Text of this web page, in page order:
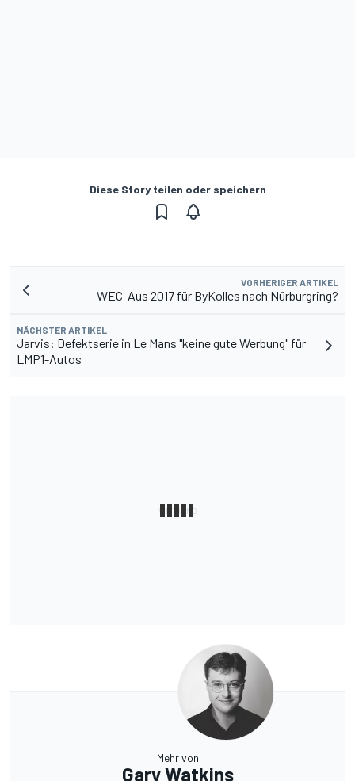
Diese Story teilen oder speichern
VORHERIGER ARTIKEL
WEC-Aus 2017 für ByKolles nach Nürburgring?
NÄCHSTER ARTIKEL
Jarvis: Defektserie in Le Mans "keine gute Werbung" für
LMP1-Autos
Mehr von
Gary Watkins